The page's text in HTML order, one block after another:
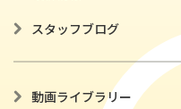
スタッフブログ
動画ライブラリー